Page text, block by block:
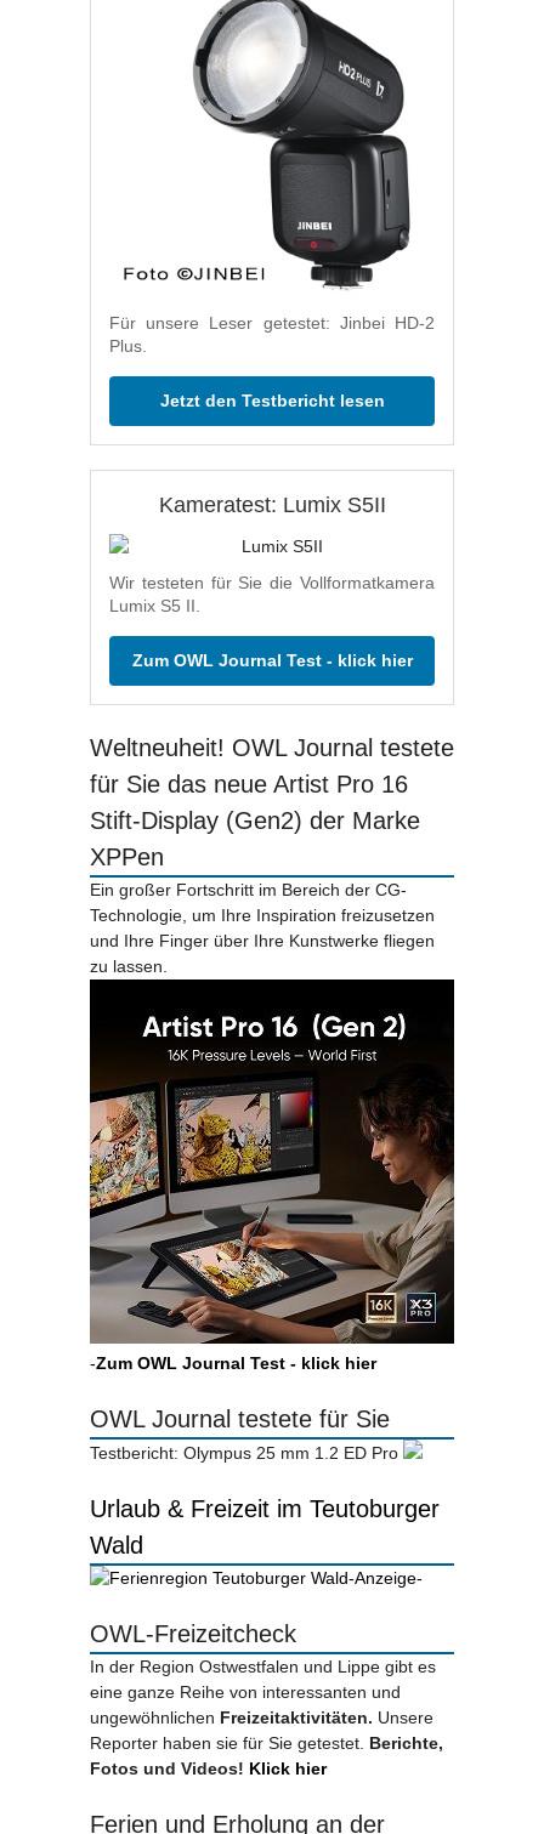
Für unsere Leser getestet: Jinbei HD-2
Plus.
Jetzt den Testbericht lesen
Kameratest: Lumix S5II
Wir testeten für Sie die Vollformatkamera
Lumix S5 II.
Zum OWL Journal Test - klick hier
Weltneuheit! OWL Journal testete
für Sie das neue Artist Pro 16
Stift-Display (Gen2) der Marke
XPPen
Ein großer Fortschritt im Bereich der CG-
Technologie, um Ihre Inspiration freizusetzen
und Ihre Finger über Ihre Kunstwerke fliegen
zu lassen.
-Zum OWL Journal Test - klick hier
OWL Journal testete für Sie
Testbericht: Olympus 25 mm 1.2 ED Pro
Urlaub & Freizeit im Teutoburger
Wald
-Anzeige-
OWL-Freizeitcheck
In der Region Ostwestfalen und Lippe gibt es
eine ganze Reihe von interessanten und
ungewöhnlichen Freizeitaktivitäten. Unsere
Reporter haben sie für Sie getestet. Berichte,
Fotos und Videos! Klick hier
Ferien und Erholung an der